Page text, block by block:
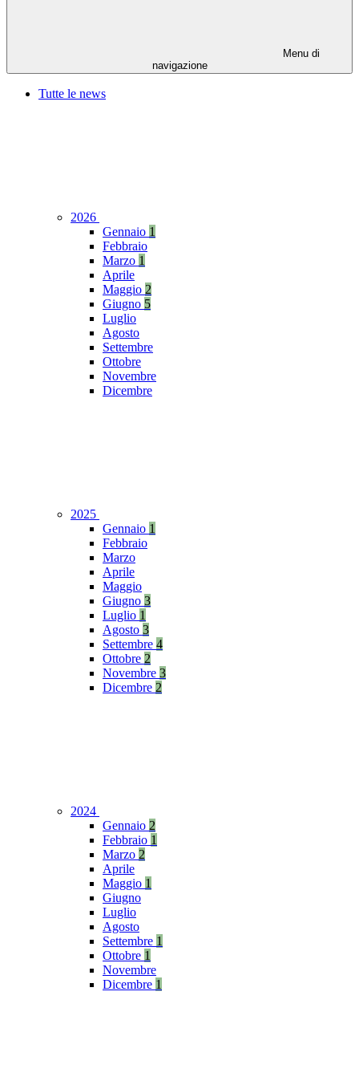
Menu di
navigazione
Tutte le news
2026
Gennaio 1
Febbraio
Marzo 1
Aprile
Maggio 2
Giugno 5
Luglio
Agosto
Settembre
Ottobre
Novembre
Dicembre
2025
Gennaio 1
Febbraio
Marzo
Aprile
Maggio
Giugno 3
Luglio 1
Agosto 3
Settembre 4
Ottobre 2
Novembre 3
Dicembre 2
2024
Gennaio 2
Febbraio 1
Marzo 2
Aprile
Maggio 1
Giugno
Luglio
Agosto
Settembre 1
Ottobre 1
Novembre
Dicembre 1